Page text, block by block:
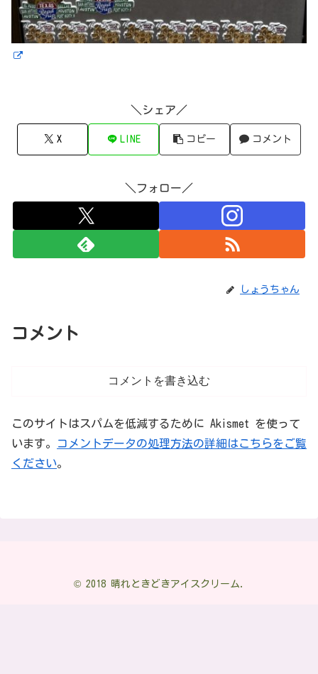
＼シェア／
X LINE コピー コメント
＼フォロー／
しょうちゃん
コメント
コメントを書き込む
このサイトはスパムを低減するために Akismet を使って
います。
コメントデータの処理方法の詳細はこちらをご覧
ください。
© 2018 晴れときどきアイスクリーム.